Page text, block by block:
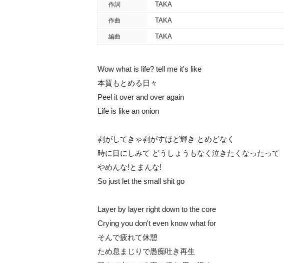
作詞 TAKA
作曲 TAKA
編曲 TAKA
Wow what is life? tell me it's like
本質もとめる日々
Peel it over and over again
Life is like an onion
剥がしてきゃ剥がすほど輝き とめどなく
時に目にしみて どうしょうもなく泣きたくなったって
めんな!とまんな!
So just let the small shit go
Layer by layer right down to the core
Crying you don't even know what for
そんで疲れて休憩
ため息まじりで愚痴吐き再生